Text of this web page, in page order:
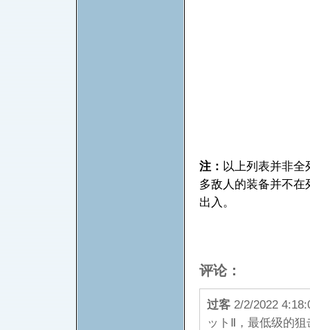
注： 以上列表并非全
多敌人的装备并不
出入。
评论：
过客 2/2/2022
ットⅡ，最低级的